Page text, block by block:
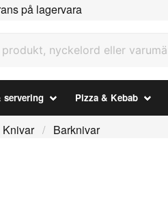
på lagervara
servering Pizza & Kebab
Knivar Barknivar